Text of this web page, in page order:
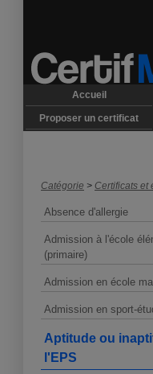
Accueil
Proposer un certificat
Catégorie > Certificats et
Absence d'allergie
Admission à l'école
(primaire)
Admission en école
Admission en sport-
Aptitude ou
l'EPS